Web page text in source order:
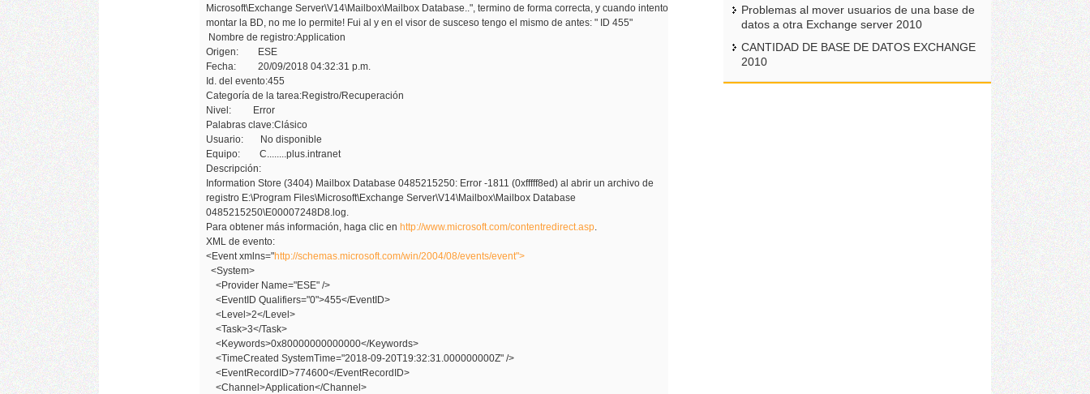
Microsoft\Exchange Server\V14\Mailbox\Mailbox Database..", termino de forma correcta, y cuando intento
montar la BD, no me lo permite! Fui al y en el visor de susceso tengo el mismo de antes: " ID 455"
Nombre de registro:Application
Origen: ESE
Fecha: 20/09/2018 04:32:31 p.m.
Id. del evento:455
Categoría de la tarea:Registro/Recuperación
Nivel: Error
Palabras clave:Clásico
Usuario: No disponible
Equipo: C........plus.intranet
Descripción:
Information Store (3404) Mailbox Database 0485215250: Error -1811 (0xfffff8ed) al abrir un archivo de
registro E:\Program Files\Microsoft\Exchange Server\V14\Mailbox\Mailbox Database
0485215250\E00007248D8.log.
Para obtener más información, haga clic en http://www.microsoft.com/contentredirect.asp.
XML de evento:
<Event xmlns="http://schemas.microsoft.com/win/2004/08/events/event">
<System>
<Provider Name="ESE" />
<EventID Qualifiers="0">455</EventID>
<Level>2</Level>
<Task>3</Task>
<Keywords>0x80000000000000</Keywords>
<TimeCreated SystemTime="2018-09-20T19:32:31.000000000Z" />
<EventRecordID>774600</EventRecordID>
<Channel>Application</Channel>
Problemas al mover usuarios de una base de
datos a otra Exchange server 2010
CANTIDAD DE BASE DE DATOS EXCHANGE
2010